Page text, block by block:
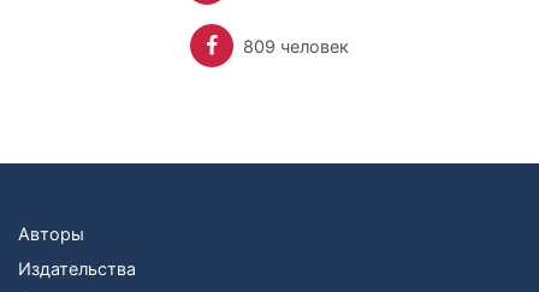
809 человек
Авторы
Издательства